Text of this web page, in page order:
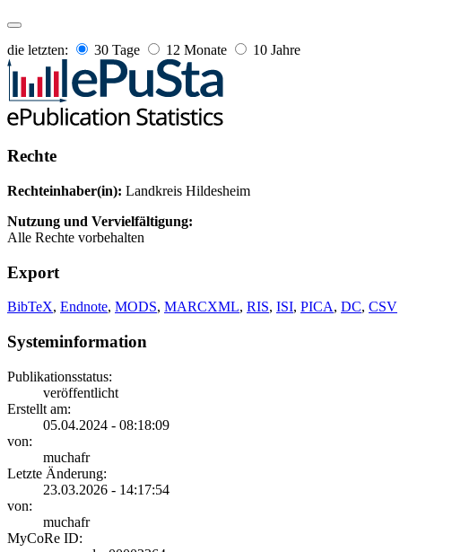
die letzten: 30 Tage 12 Monate 10 Jahre
Rechte
Rechteinhaber(in): Landkreis Hildesheim
Nutzung und Vervielfältigung:
Alle Rechte vorbehalten
Export
BibTeX, Endnote, MODS, MARCXML, RIS, ISI, PICA, DC, CSV
Systeminformation
Publikationsstatus:
veröffentlicht
Erstellt am:
05.04.2024 - 08:18:09
von:
muchafr
Letzte Änderung:
23.03.2026 - 14:17:54
von:
muchafr
MyCoRe ID: